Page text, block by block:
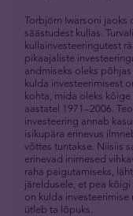
Torbjörn Iwarsoni jaoks
säästudest kullas.
kullainvesteeringutest
pikaajaliste
andmiseks oleks
kulda investeerimisest
kohta, mida oleks
aastatel 1971–2006.
investeering annab
isikupära erinevus
võttes tuntakse. Niisiis
erinevad inimesed
raha paigutamiseks,
järeldusele, et pea
on kulda
ütleb ta lõpuks.